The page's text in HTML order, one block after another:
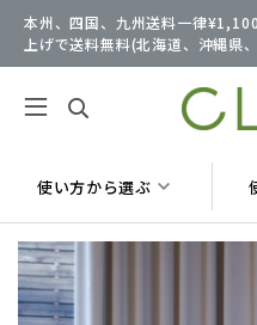
本州、四国、九州送料一律
上げで送料無料(北海道、沖縄県
使い方から選ぶ